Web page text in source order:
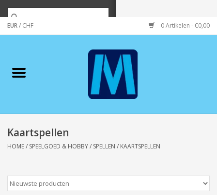
EUR/ CHF 0 Artikelen - €0,00
Merken
Wonen/koken/huishouden
Wenskaarten
Kaartspellen
HOME/ SPEELGOED & HOBBY/ SPELLEN / KAARTSPELLEN